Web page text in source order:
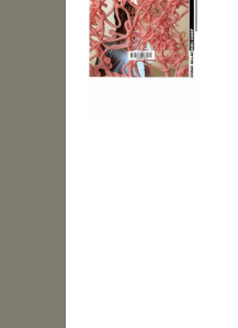
ENSEIGNEMENT